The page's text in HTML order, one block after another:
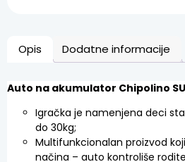
Opis Dodatne informacije
Auto na akumulator Chipolino
Igračka je namenjena deci
do 30kg;
Multifunkcionalan proizvod
načina – auto kontroliše